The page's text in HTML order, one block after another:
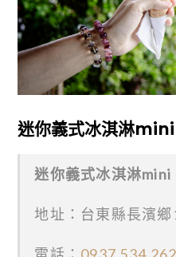
迷你義式冰淇淋
迷你義式冰淇淋
地址：台東縣長濱